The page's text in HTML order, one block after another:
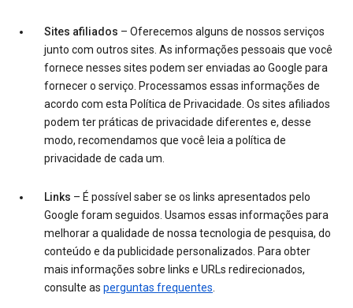
Sites afiliados – Oferecemos alguns de nossos serviços
junto com outros sites. As informações pessoais que você
fornece nesses sites podem ser enviadas ao Google para
fornecer o serviço. Processamos essas informações de
acordo com esta Política de Privacidade. Os sites afiliados
podem ter práticas de privacidade diferentes e, desse
modo, recomendamos que você leia a política de
privacidade de cada um.
Links – É possível saber se os links apresentados pelo
Google foram seguidos. Usamos essas informações para
melhorar a qualidade de nossa tecnologia de pesquisa, do
conteúdo e da publicidade personalizados. Para obter
mais informações sobre links e URLs redirecionados,
consulte as perguntas frequentes